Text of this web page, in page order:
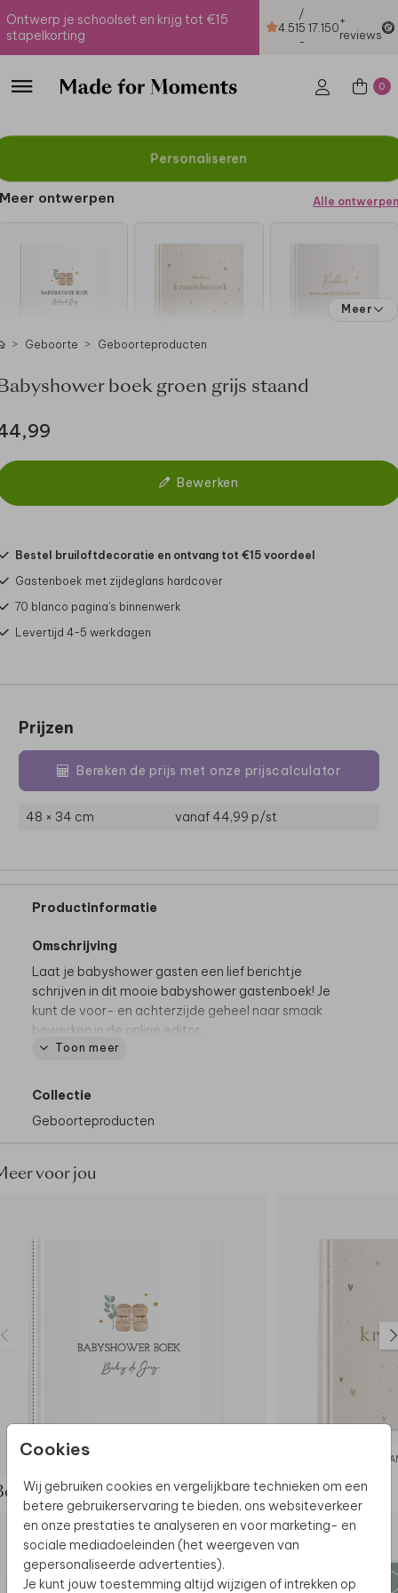
Ontwerp je schoolset en krijg tot €15
stapelkorting
4.51
/
5
-
17.150+
reviews
0
Cookies
Wij gebruiken cookies en vergelijkbare technieken om een
betere gebruikerservaring te bieden, ons websiteverkeer
en onze prestaties te analyseren en voor marketing- en
sociale mediadoeleinden (het weergeven van
gepersonaliseerde advertenties).
Je kunt jouw toestemming altijd wijzigen of intrekken op
Personaliseren
Meer ontwerpen Alle ontwerpen
Meer
Geboorte Geboorteproducten
boek groen grijs staand
Bewerken
Bestel bruiloftdecoratie en ontvang tot €15 voordeel
Gastenboek met zijdeglans hardcover
70 blanco pagina's binnenwerk
Levertijd 4-5 werkdagen
Prijzen
Bereken de prijs met onze prijscalculator
48 × 34 cm vanaf 44,99 p/st
Productinformatie
Omschrijving
Laat je babyshower gasten een lief berichtje
schrijven in dit mooie babyshower gastenboek! Je
kunt de voor- en achterzijde geheel naar smaak
bewerken in de online editor.
rug van het boek te plaatsen.
Toon meer
Collectie
Geboorteproducten
voor jou
BABYSHOWER BOEK
de complete set